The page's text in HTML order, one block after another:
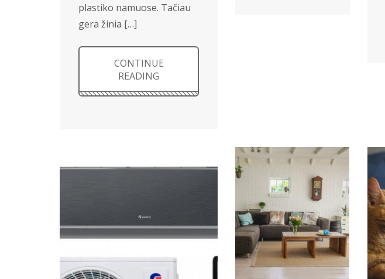
plastiko namuose. Tačiau
gera žinia […]
CONTINUE
READING